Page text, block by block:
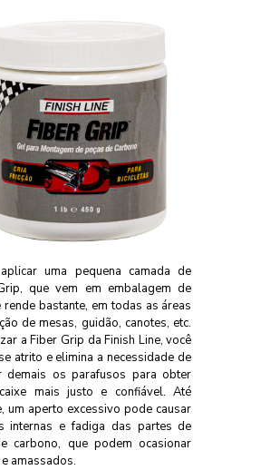
uma pequena camada de
que vem em embalagem de
bastante, em todas as áreas
de mesas, guidão, canotes, etc.
a Fiber Grip da Finish Line, você
atrito e elimina a necessidade de
demais os parafusos para obter
mais justo e confiável. Até
um aperto excessivo pode causar
internas e fadiga das partes de
carbono, que podem ocasionar
amassados.